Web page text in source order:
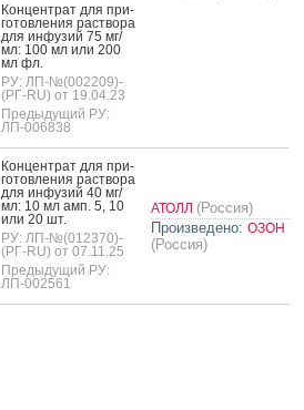
Кон­цен­трат для при­
готов­ле­ния рас­тво­ра
для ин­фу­зий 75 мг/
мл: 100 мл или 200
мл фл.
РУ: ЛП-№(002209)-
(РГ-RU) от 19.04.23
Предыдущий РУ:
ЛП-006838
Кон­цен­трат для при­
готов­ле­ния рас­тво­ра
для ин­фу­зий 40 мг/
мл: 10 мл амп. 5, 10
или 20 шт.
РУ: ЛП-№(012370)-
(РГ-RU) от 07.11.25
Предыдущий РУ:
ЛП-002561
АТОЛЛ (Россия)
Произведено: ОЗОН
(Россия)